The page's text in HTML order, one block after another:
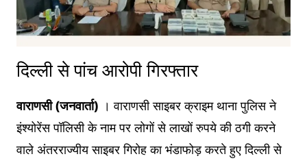
दिल्ली से पांच आरोपी गिरफ्तार
वाराणसी (जनवार्ता) । वाराणसी साइबर क्राइम थाना पुलिस ने
इंश्योरेंस पॉलिसी के नाम पर लोगों से लाखों रुपये की ठगी करने
वाले अंतरराज्यीय साइबर गिरोह का भंडाफोड़ करते हुए दिल्ली से